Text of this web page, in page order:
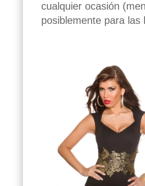
cualquier ocasión
posiblemente para las